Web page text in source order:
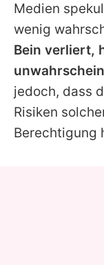
Medien
wenig
Bein verliert,
jedoch, dass
Risiken
Berechtigung